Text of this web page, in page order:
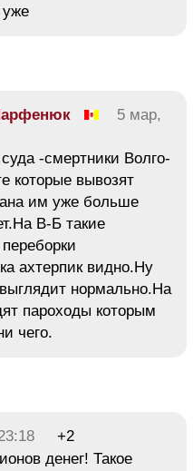
5 мар,
-смертники Волго-
которые вывозят
им уже больше
В-Б такие
ахтерпик видно.Ну
нормально.На
пароходы которым
чего.
+2
денег! Такое